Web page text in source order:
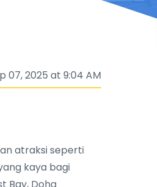
07, 2025 at 9:04 AM
atraksi seperti
kaya bagi